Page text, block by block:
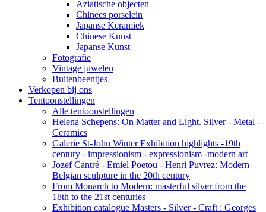
Aziatische objecten
Chinees porselein
Japanse Keramiek
Chinese Kunst
Japanse Kunst
Fotografie
Vintage juwelen
Buitenbeentjes
Verkopen bij ons
Tentoonstellingen
Alle tentoonstellingen
Helena Schepens: On Matter and Light. Silver - Metal -
Ceramics
Galerie St-John Winter Exhibition highlights -19th
century - impressionism - expressionism -modern art
Jozef Cantré - Emiel Poetou - Henri Puvrez: Modern
Belgian sculpture in the 20th century
From Monarch to Modern: masterful silver from the
18th to the 21st centuries
Exhibition catalogue Masters - Silver - Craft : Georges